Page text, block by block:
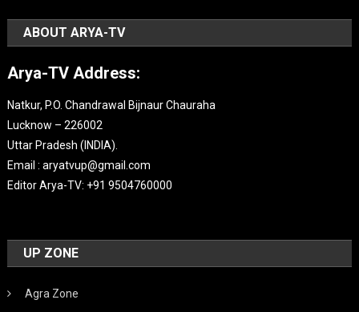
ABOUT ARYA-TV
Arya-TV Address:
Natkur, P.O. Chandrawal Bijnaur Chauraha
Lucknow – 226002
Uttar Pradesh (INDIA).
Email : aryatvup@gmail.com
Editor Arya-TV: +91 9504760000
UP ZONE
Agra Zone